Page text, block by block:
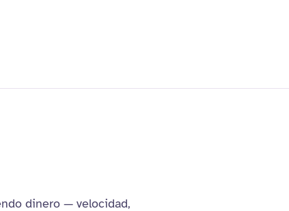
dinero — velocidad,